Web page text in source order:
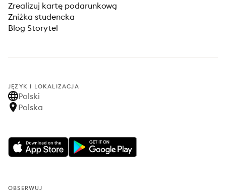
Zrealizuj kartę podarunkową
Zniżka studencka
Blog Storytel
JĘZYK I LOKALIZACJA
Polski
Polska
OBSERWUJ